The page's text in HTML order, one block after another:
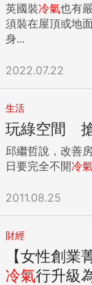
英國裝冷氣也有
須裝在屋頂或地
身...
2022.07.22
生活
玩綠空間
邱繼哲說，改善
日要完全不開冷
2011.08.25
財經
【女性創
冷氣行升級